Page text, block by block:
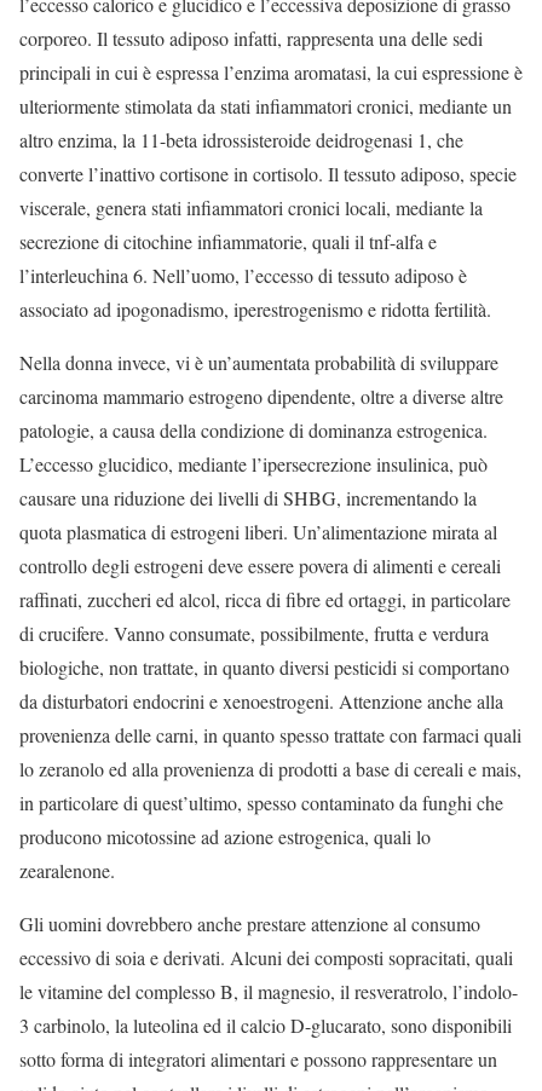
corporeo. Il tessuto adiposo infatti, rappresenta una delle sedi
principali in cui è espressa l’enzima aromatasi, la cui espressione è
ulteriormente stimolata da stati infiammatori cronici, mediante un
altro enzima, la 11-beta idrossisteroide deidrogenasi 1, che
converte l’inattivo cortisone in cortisolo. Il tessuto adiposo, specie
viscerale, genera stati infiammatori cronici locali, mediante la
secrezione di citochine infiammatorie, quali il tnf-alfa e
l’interleuchina 6. Nell’uomo, l’eccesso di tessuto adiposo è
associato ad ipogonadismo, iperestrogenismo e ridotta fertilità.
Nella donna invece, vi è un’aumentata probabilità di sviluppare
carcinoma mammario estrogeno dipendente, oltre a diverse altre
patologie, a causa della condizione di dominanza estrogenica.
L’eccesso glucidico, mediante l’ipersecrezione insulinica, può
causare una riduzione dei livelli di SHBG, incrementando la
quota plasmatica di estrogeni liberi. Un’alimentazione mirata al
controllo degli estrogeni deve essere povera di alimenti e cereali
raffinati, zuccheri ed alcol, ricca di fibre ed ortaggi, in particolare
di crucifere. Vanno consumate, possibilmente, frutta e verdura
biologiche, non trattate, in quanto diversi pesticidi si comportano
da disturbatori endocrini e xenoestrogeni. Attenzione anche alla
provenienza delle carni, in quanto spesso trattate con farmaci quali
lo zeranolo ed alla provenienza di prodotti a base di cereali e mais,
in particolare di quest’ultimo, spesso contaminato da funghi che
producono micotossine ad azione estrogenica, quali lo
zearalenone.
Gli uomini dovrebbero anche prestare attenzione al consumo
eccessivo di soia e derivati. Alcuni dei composti sopracitati, quali
le vitamine del complesso B, il magnesio, il resveratrolo, l’indolo-
3 carbinolo, la luteolina ed il calcio D-glucarato, sono disponibili
sotto forma di integratori alimentari e possono rappresentare un